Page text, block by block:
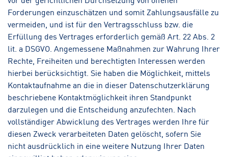
Forderungen einzuschätzen und somit Zahlungsausfälle zu
vermeiden, und ist für den Vertragsschluss bzw. die
Erfüllung des Vertrages erforderlich gemäß Art. 22 Abs. 2
lit. a DSGVO. Angemessene Maßnahmen zur Wahrung Ihrer
Rechte, Freiheiten und berechtigten Interessen werden
hierbei berücksichtigt. Sie haben die Möglichkeit, mittels
Kontaktaufnahme an die in dieser Datenschutzerklärung
beschriebene Kontaktmöglichkeit ihren Standpunkt
darzulegen und die Entscheidung anzufechten. Nach
vollständiger Abwicklung des Vertrages werden Ihre für
diesen Zweck verarbeiteten Daten gelöscht, sofern Sie
nicht ausdrücklich in eine weitere Nutzung Ihrer Daten